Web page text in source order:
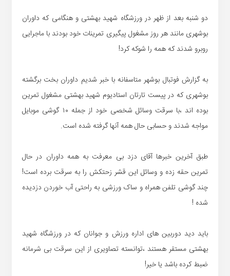
دو شنبه بعد از ظهر در ورزشگاه شهید بهشتی و هنگامی که داوران
بوشهری مانند هر روز مشغول پیگیری تمرینات خود بودند با ماجرایی
روبرو شدند که همه را شوکه کرد!
به گزارش فوتبال بوشهر متاسفانه با خبر شدیم داوران بخت برگشته
بوشهری که در پیست تارتان استادیوم شهید بهشتی مشغول تمرین
بوده اند ،با سرقت وسائل شخصی خود از جمله ۱۰ گوشی موبایل
مواجه شدند و حسابی حال همه آنها گرفته شده است.
طبق آخرین خبرها آقای دزد بی معرفت به همه داوران در حال
تمرین حقه زده و وسائل این قشر زحتکش را به سرقت برده است!
چند گوشی تلفن همراه و ساک ورزشی به راحتی آب خوردن دزدیده
شده !
باید دید دوربین های اداره ورزش و جوانان که در ورزشگاه شهید
بهشتی مستقر هستند ،توانسته تصاویری از این سرقت بی شرمانه
ضبط کرده باشد یا خیر!